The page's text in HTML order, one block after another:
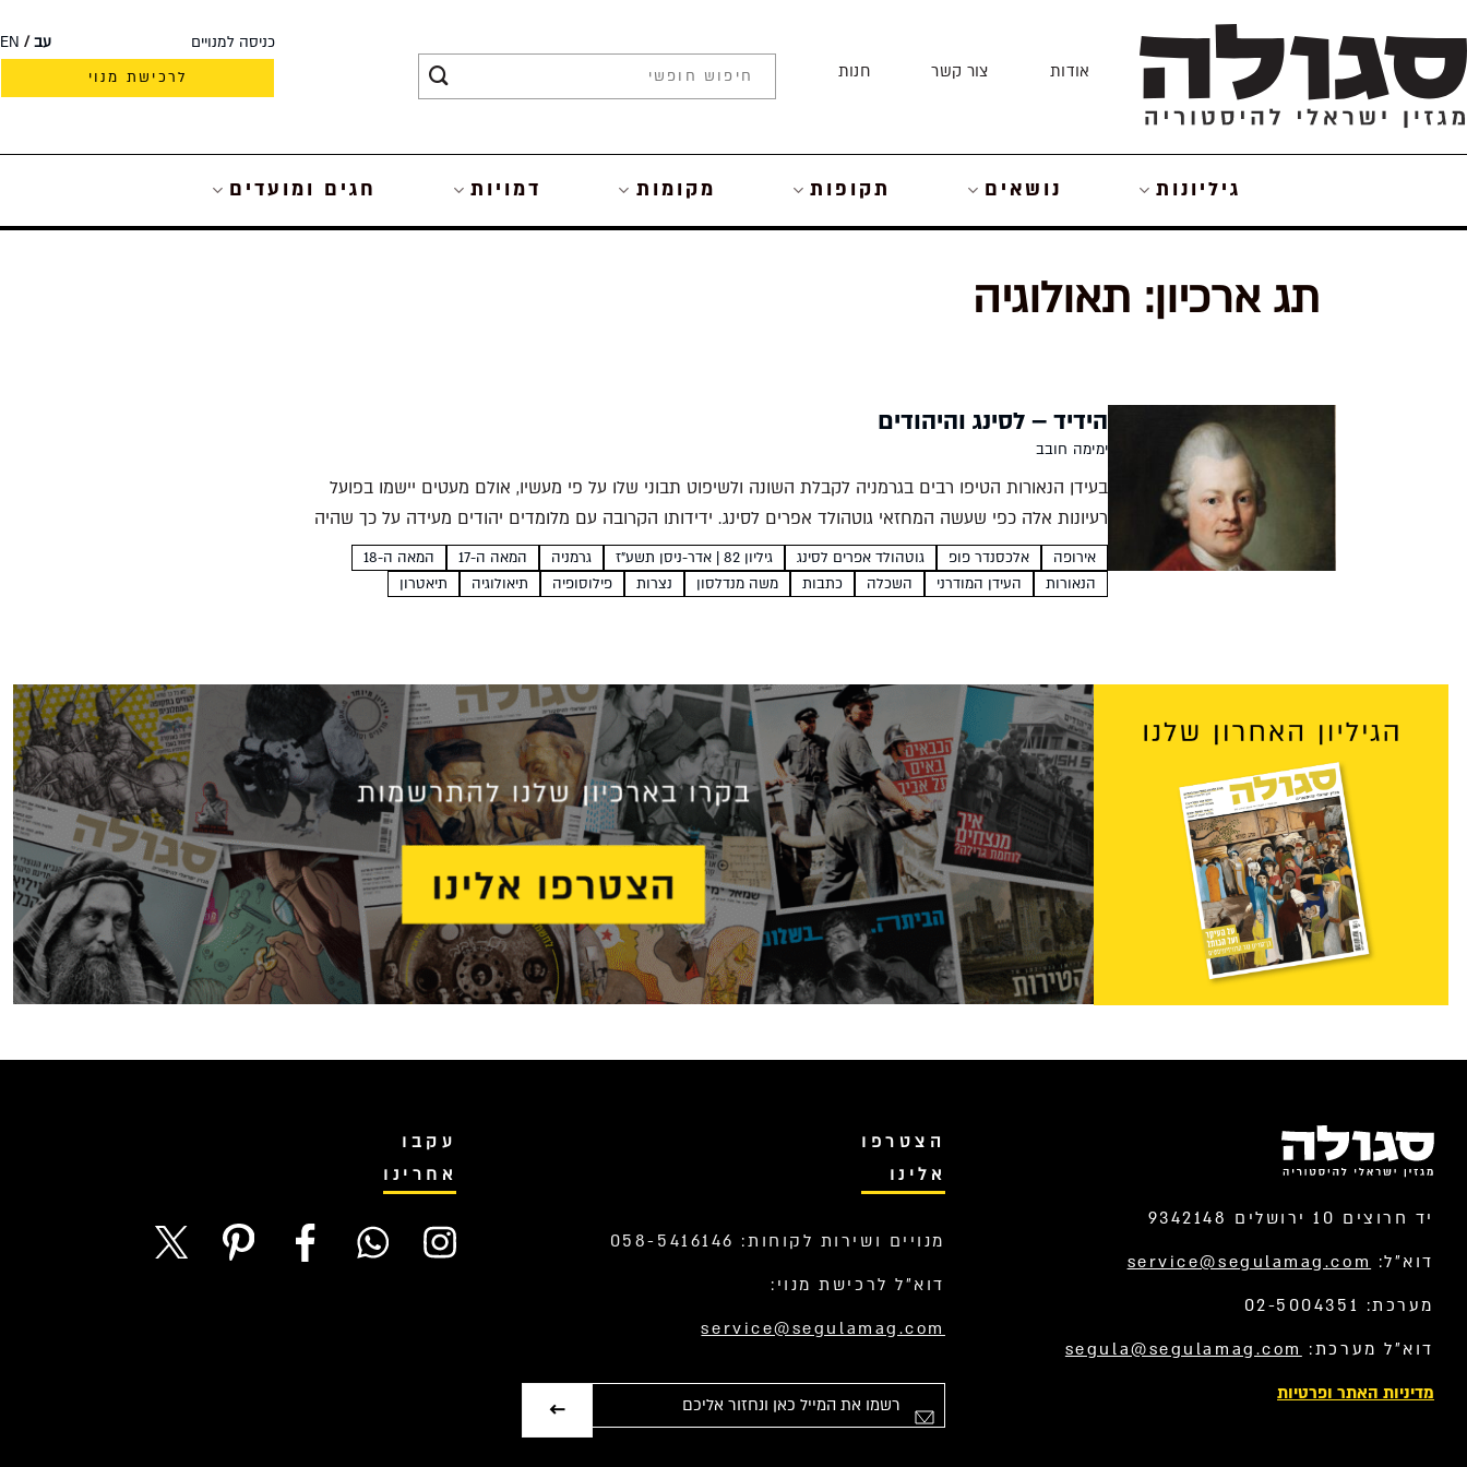
to
content
אודות צור קשר חנות
כניסה למנויים עב
EN
לרכישת מנוי
גיליונות נושאים תקופות מקומות דמויות חגים ומועדים
תג ארכיון: תאולוגיה
הידיד – לסינג והיהודים
ימימה חובב
בעידן הנאורות הטיפו רבים בגרמניה לקבלת השונה ולשיפוט תבוני שלו על פי מעשיו, אולם מעטים יישמו בפועל
רעיונות אלה כפי שעשה המחזאי גוטהולד אפרים לסינג. ידידותו הקרובה עם מלומדים יהודים מעידה על כך שהיה
נאה...
אירופה אלכסנדר פופ גוטהולד אפרים לסינג גיליון 82 | אדר-ניסן תשע"ז גרמניה המאה ה-17
המאה ה-18
הנאורות
העידן המודרני השכלה כתבות משה מנדלסון נצרות פילוסופיה תיאולוגיה תיאטרון
יד חרוצים 10 ירושלים 9342148
דוא”ל: service@segulamag.com
מערכת: 02-5004351
דוא”ל מערכת: segula@segulamag.com
מדיניות האתר ופרטיות
הצטרפו
אלינו
מנויים ושירות לקוחות: 058-5416146
דוא”ל לרכישת מנוי:
service@segulamag.com
עקבו
אחרינו